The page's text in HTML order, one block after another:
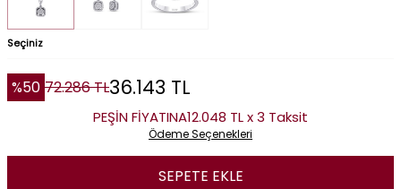
Seçiniz
%50 72.286TL36.143 TL
PEŞİN FİYATINA12.048 TL x 3 Taksit
Ödeme Seçenekleri
SEPETE EKLE